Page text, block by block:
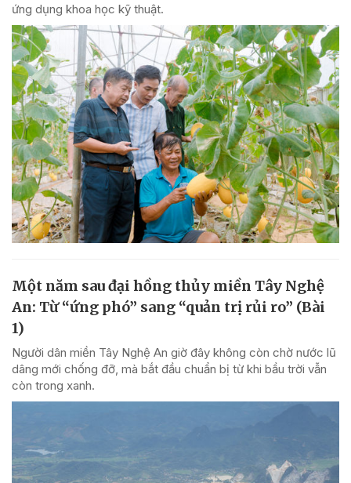
ứng dụng khoa học kỹ thuật.
Một năm sau đại hồng thủy miền Tây Nghệ
An: Từ “ứng phó” sang “quản trị rủi ro” (Bài
1)
Người dân miền Tây Nghệ An giờ đây không còn chờ nước lũ
dâng mới chống đỡ, mà bắt đầu chuẩn bị từ khi bầu trời vẫn
còn trong xanh.